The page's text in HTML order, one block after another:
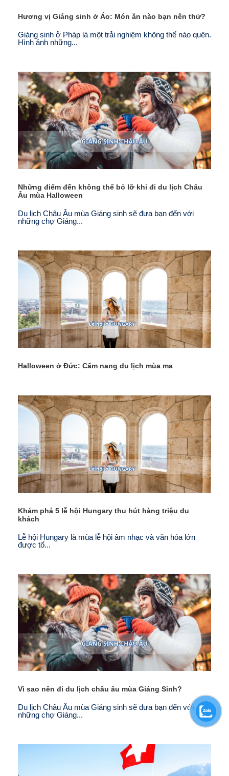
Hương vị Giáng sinh ở Áo: Món ăn nào bạn nên thử?
Giáng sinh ở Pháp là một trải nghiệm không thể nào quên.
Hình ảnh những...
Những điểm đến không thể bỏ lỡ khi đi du lịch Châu
Âu mùa Halloween
Du lịch Châu Âu mùa Giáng sinh sẽ đưa bạn đến với
những chợ Giáng...
Halloween ở Đức: Cẩm nang du lịch mùa ma
Khám phá 5 lễ hội Hungary thu hút hàng triệu du
khách
Lễ hội Hungary là mùa lễ hội âm nhạc và văn hóa lớn
được tổ...
Vì sao nên đi du lịch châu âu mùa Giáng Sinh?
Du lịch Châu Âu mùa Giáng sinh sẽ đưa bạn đến với
những chợ Giáng...